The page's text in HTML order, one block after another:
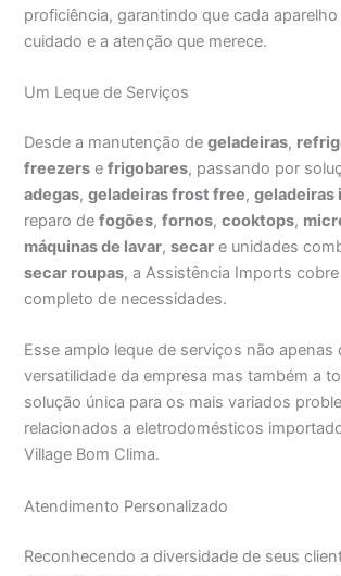
proficiência, garantindo que cada aparelho
cuidado e a atenção que merece.
Um Leque de Serviços
Desde a manutenção degeladeiras,
freezers efrigobares, passando por
adegas,geladeiras frost free,geladeiras
reparo defogões,fornos,cooktops,
máquinas de lavar,secar e unidades
secar roupas, a Assistência Imports
completo de necessidades.
Esse amplo leque de serviços não apenas
versatilidade da empresa mas também a
solução única para os mais variados
relacionados a eletrodomésticos
Village Bom Clima.
Atendimento Personalizado
Reconhecendo a diversidade de seus